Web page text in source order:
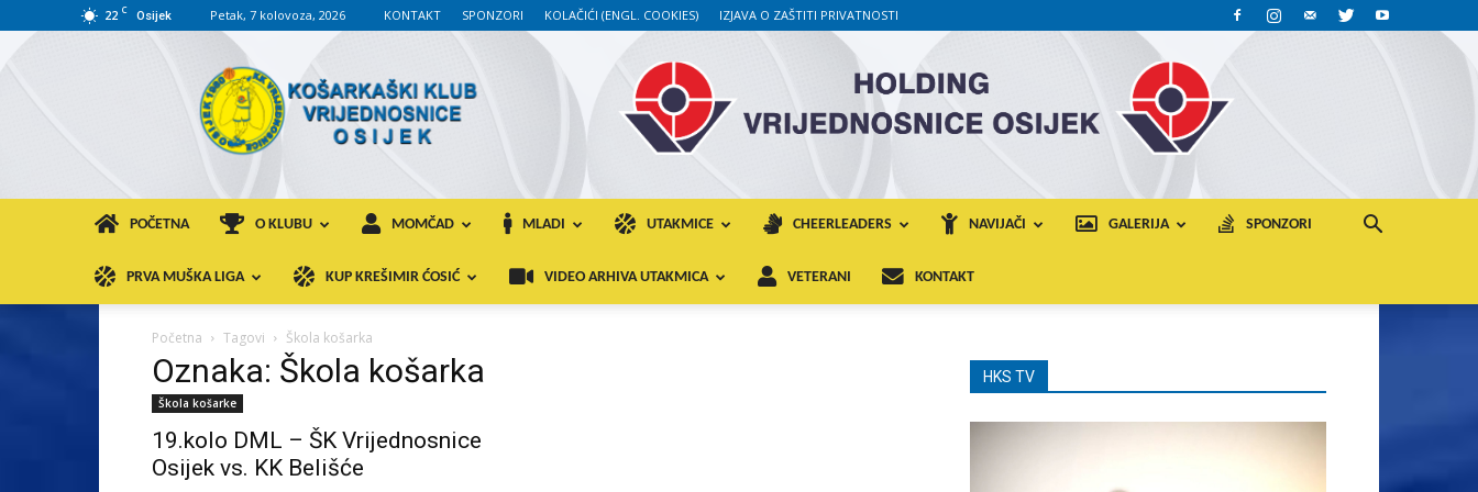
22 C Osijek Petak, 7 kolovoza, 2026 KONTAKT SPONZORI KOLAČIĆI (ENGL. COOKIES) IZJAVA O ZAŠTITI PRIVATNOSTI
KK
VROS
POČETNA O KLUBU MOMČAD MLADI UTAKMICE CHEERLEADERS NAVIJAČI GALERIJA SPONZORI
PRVA MUŠKA LIGA KUP KREŠIMIR ĆOSIĆ VIDEO ARHIVA UTAKMICA VETERANI KONTAKT
Početna Tagovi Škola košarka
Oznaka: Škola košarka
Škola košarke
19.kolo DML – ŠK Vrijednosnice
Osijek vs. KK Belišće
HKS TV